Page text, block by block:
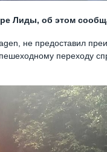
Лиды, об этом
не предоставил
переходу